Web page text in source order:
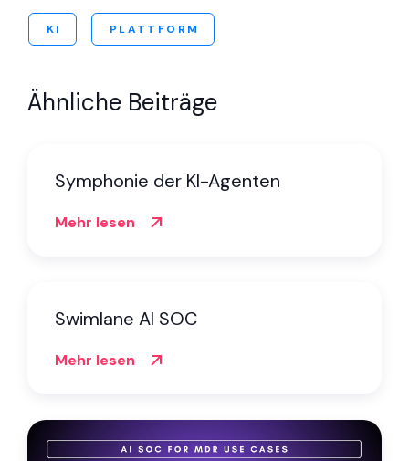
KI PLATTFORM
Ähnliche Beiträge
Symphonie der KI-Agenten
Mehr lesen
Swimlane AI SOC
Mehr lesen